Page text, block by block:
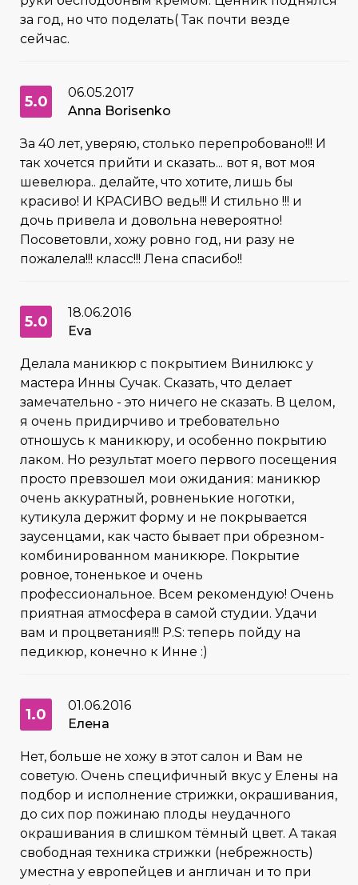
за год, но что поделать( Так почти везде
сейчас.
5.0
06.05.2017
Anna Borisenko
За 40 лет, уверяю, столько перепробовано!!! И
так хочется прийти и сказать... вот я, вот моя
шевелюра.. делайте, что хотите, лишь бы
красиво! И КРАСИВО ведь!!! И стильно !!! и
дочь привела и довольна невероятно!
Посоветовли, хожу ровно год, ни разу не
пожалела!!! класс!!! Лена спасибо!!
5.0
18.06.2016
Eva
Делала маникюр с покрытием Винилюкс у
мастера Инны Сучак. Сказать, что делает
замечательно - это ничего не сказать. В целом,
я очень придирчиво и требовательно
отношусь к маникюру, и особенно покрытию
лаком. Но результат моего первого посещения
просто превзошел мои ожидания: маникюр
очень аккуратный, ровненькие ноготки,
кутикула держит форму и не покрывается
заусенцами, как часто бывает при обрезном-
комбинированном маникюре. Покрытие
ровное, тоненькое и очень
профессиональное. Всем рекомендую! Очень
приятная атмосфера в самой студии. Удачи
вам и процветания!!! P.S: теперь пойду на
педикюр, конечно к Инне :)
1.0
01.06.2016
Елена
Нет, больше не хожу в этот салон и Вам не
советую. Очень специфичный вкус у Елены на
подбор и исполнение стрижки, окрашивания,
до сих пор пожинаю плоды неудачного
окрашивания в слишком тёмный цвет. А такая
свободная техника стрижки (небрежность)
уместна у европейцев и англичан и то при